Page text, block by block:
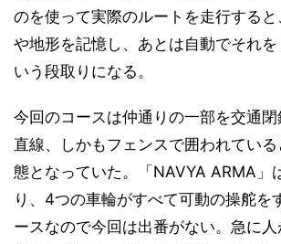
のを使って実際のルートを走行すると
や地形を記憶し、あとは自動でそれを
いう段取りになる。
今回のコースは仲通りの一部を交通
直線、しかもフェンスで囲われてい
態となっていた。「NAVYA ARMA」
り、4つの車輪がすべて可動の操舵を
ースなので今回は出番がない。急に人